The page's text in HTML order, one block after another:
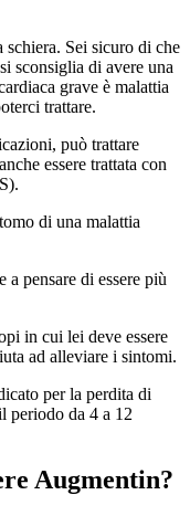
Sei sicuro di che
sconsiglia di avere una
grave è malattia
trattare.
può trattare
essere trattata con
di una malattia
a pensare di essere più
in cui lei deve essere
ad alleviare i sintomi.
per la perdita di
periodo da 4 a 12
Augmentin?